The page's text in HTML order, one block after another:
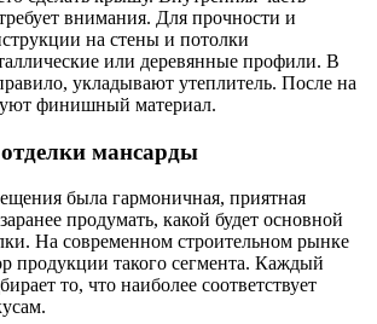
внимания. Для прочности и
на стены и потолки
или деревянные профили. В
укладывают утеплитель. После на
финишный материал.
мансарды
была гармоничная, приятная
продумать, какой будет основной
На современном строительном рынке
продукции такого сегмента. Каждый
то, что наиболее соответствует